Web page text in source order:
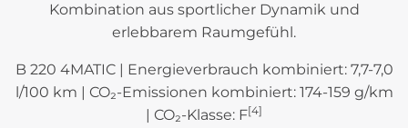
Kombination aus sportlicher Dynamik und
erlebbarem Raumgefühl.
B 220 4MATIC | Energieverbrauch kombiniert: 7,7-7,0
l/100 km | CO₂-Emissionen kombiniert: 174-159 g/km
| CO₂-Klasse: F[4]